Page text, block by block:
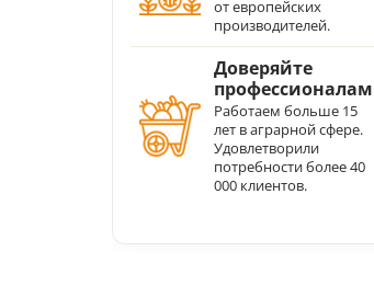
от европейских
производителей.